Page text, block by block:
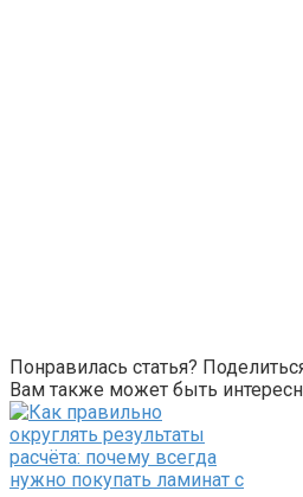
Понравилась статья?
Вам также может быть